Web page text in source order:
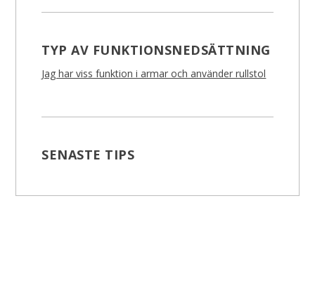
TYP AV FUNKTIONSNEDSÄTTNING
Jag har viss funktion i armar och använder rullstol
SENASTE TIPS